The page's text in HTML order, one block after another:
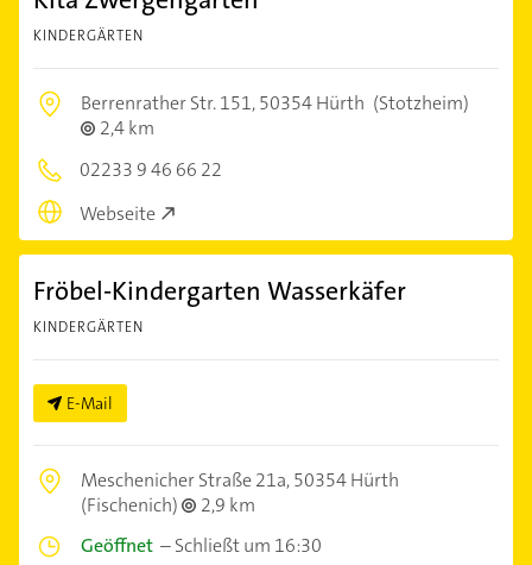
KINDERGÄRTEN
Berrenrather Str. 151,50354 Hürth (Stotzheim)
2,4 km
02233 9 46 66 22
Webseite
Fröbel-Kindergarten Wasserkäfer
KINDERGÄRTEN
E-Mail
Meschenicher Straße 21a,50354 Hürth
(Fischenich)
2,9 km
Geöffnet –Schließt um 16:30